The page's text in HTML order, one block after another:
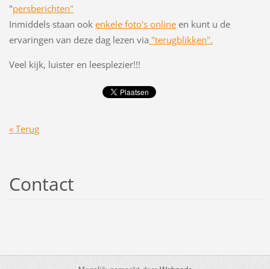
"persberichten"
Inmiddels staan ook enkele foto's onlineen kunt u de
ervaringen van deze dag lezen via "terugblikken".
Veel kijk, luister en leesplezier!!!
« Terug
Contact